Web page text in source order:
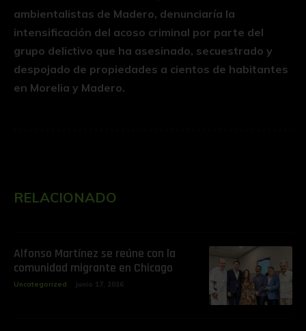
ambientalistas de Madero, denunciaría la
intensificación del acoso criminal por parte del
grupo delictivo que ha asesinado, secuestrado y
despojado de propiedades a cientos de habitantes
en Morelia y Madero.
RELACIONADO
Alfonso Martínez se reúne con la
comunidad migrante en Chicago
Uncategorized junio 17, 2026